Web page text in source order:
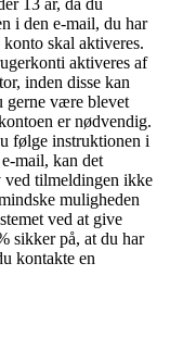
13 år, da du
i den e-mail, du har
skal aktiveres.
aktiveres af
inden disse kan
gerne være blevet
er nødvendig.
følge instruktionen i
mail, kan det
ved tilmeldingen ikke
muligheden
ved at give
sikker på, at du har
kontakte en